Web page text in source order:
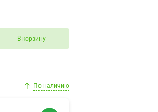
В корзину
По наличию